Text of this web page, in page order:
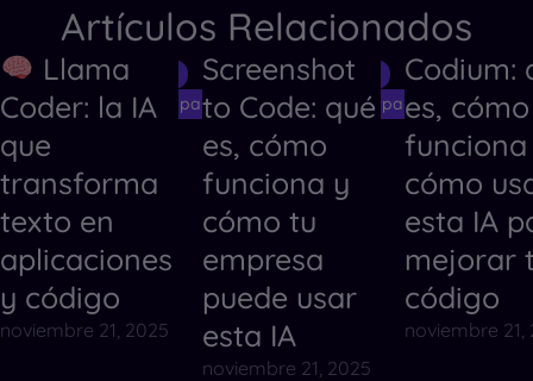
Artículos Relacionados
Herramientas de IA
Herramientas de IA para Crear Códigos
Llama
Coder: la IA
que
transforma
texto en
aplicaciones
y código
noviembre 21, 2025
Herramientas de IA
Herramientas de IA para Crear
Screenshot
to Code: qué
es, cómo
funciona y
cómo tu
empresa
puede usar
esta IA
noviembre 21, 2025
Codium:
es, cómo
cómo
esta IA
mejorar
código
noviembre 21,